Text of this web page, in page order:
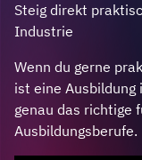
Steig direkt
Industrie
Wenn du gerne
ist eine
genau das richtige
Ausbildungsberufe.